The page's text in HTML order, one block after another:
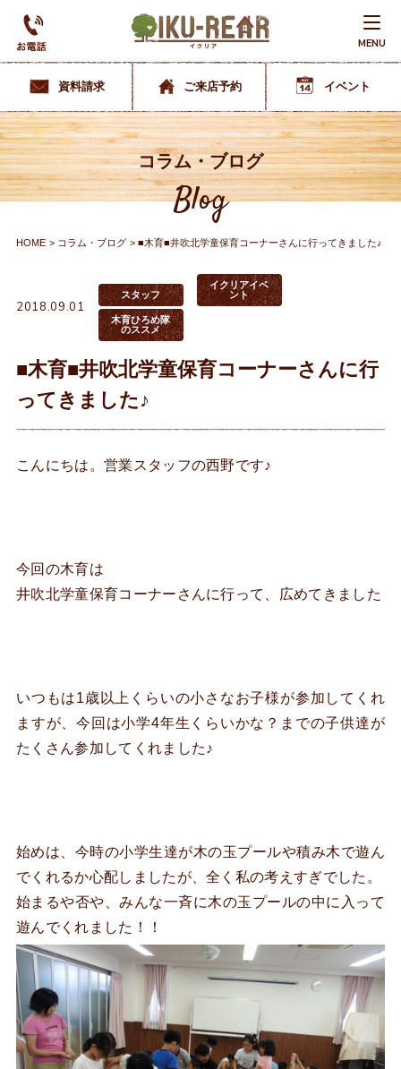
MENU
資料請求 ご来店予約 イベント
コラム・ブログ
Blog
HOME コラム・ブログ ■木育■井吹北学童保育コーナーさんに行ってきました♪
2018.09.01
スタッフ
イクリアイベ
ント
木育ひろめ隊
のススメ
■木育■井吹北学童保育コーナーさんに行
ってきました♪
こんにちは。営業スタッフの西野です♪
今回の木育は
井吹北学童保育コーナーさんに行って、広めてきました
いつもは1歳以上くらいの小さなお子様が参加してくれ
ますが、今回は小学4年生くらいかな？までの子供達が
たくさん参加してくれました♪
始めは、今時の小学生達が木の玉プールや積み木で遊ん
でくれるか心配しましたが、全く私の考えすぎでした。
始まるや否や、みんな一斉に木の玉プールの中に入って
遊んでくれました！！